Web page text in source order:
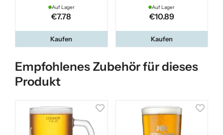
Auf Lager
€7.78
Kaufen
Auf Lager
€10.89
Kaufen
Empfohlenes Zubehör für dieses
Produkt